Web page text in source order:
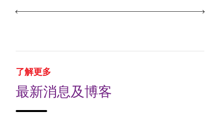
了解更多
最新消息及博客